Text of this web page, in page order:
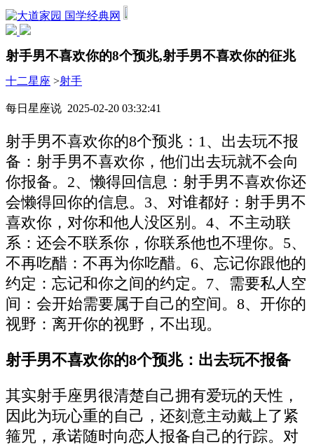
国学经典网
射手男不喜欢你的8个预兆,射手男不喜欢你的征兆
十二星座 >射手
每日星座说 2025-02-20 03:32:41
射手男不喜欢你的8个预兆：1、出去玩不报
备：射手男不喜欢你，他们出去玩就不会向
你报备。2、懒得回信息：射手男不喜欢你还
会懒得回你的信息。3、对谁都好：射手男不
喜欢你，对你和他人没区别。4、不主动联
系：还会不联系你，你联系他也不理你。5、
不再吃醋：不再为你吃醋。6、忘记你跟他的
约定：忘记和你之间的约定。7、需要私人空
间：会开始需要属于自己的空间。8、开你的
视野：离开你的视野，不出现。
射手男不喜欢你的8个预兆：出去玩不报备
其实射手座男很清楚自己拥有爱玩的天性，
因此为玩心重的自己，还刻意主动戴上了紧
箍咒，承诺随时向恋人报备自己的行踪。对